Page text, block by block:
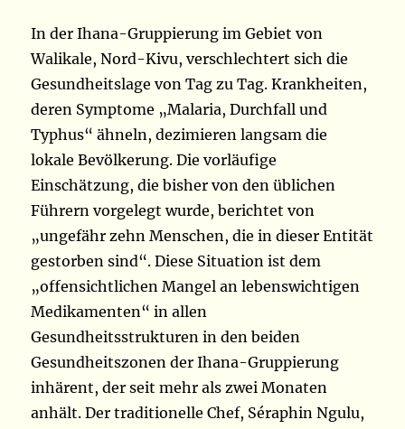
In der Ihana-Gruppierung im Gebiet von
Walikale, Nord-Kivu, verschlechtert sich die
Gesundheitslage von Tag zu Tag. Krankheiten,
deren Symptome „Malaria, Durchfall und
Typhus“ ähneln, dezimieren langsam die
lokale Bevölkerung. Die vorläufige
Einschätzung, die bisher von den üblichen
Führern vorgelegt wurde, berichtet von
„ungefähr zehn Menschen, die in dieser Entität
gestorben sind“. Diese Situation ist dem
„offensichtlichen Mangel an lebenswichtigen
Medikamenten“ in allen
Gesundheitsstrukturen in den beiden
Gesundheitszonen der Ihana-Gruppierung
inhärent, der seit mehr als zwei Monaten
anhält. Der traditionelle Chef, Séraphin Ngulu,